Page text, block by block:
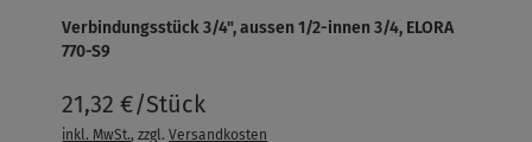
Verbindungsstück 3/4", aussen 1/2-innen 3/4, ELORA
770-S9
21,32 €/Stück
inkl. MwSt., zzgl.Versandkosten